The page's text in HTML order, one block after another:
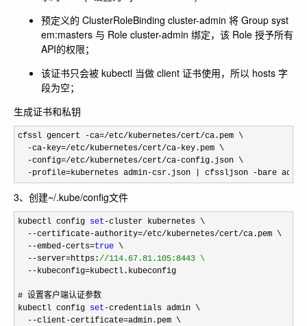
预定义的 ClusterRoleBinding cluster-admin 将 Group syst
em:masters 与 Role cluster-admin 绑定，该 Role 授予所有
API的权限；
该证书只会被 kubectl 当做 client 证书使用，所以 hosts 字
段为空；
生成证书和私钥
cfssl gencert -ca=/etc/kubernetes/cert/ca.pem \
-ca-key=/etc/kubernetes/cert/ca-key.pem \
-config=/etc/kubernetes/cert/ca-config.json \
-profile=kubernetes admin-csr.json | cfssljson -bare admin
3、创建~/.kube/config文件
kubectl config set -cluster kubernetes \
--certificate-authority=/etc/kubernetes/cert/ca.pem \
--embed-certs=true \
--server=https://114.67.81.105:8443 \
  --kubeconfig=
kubectl.kubeconfig
# 设置客户端认证参数
kubectl config set -credentials admin \
--client-certificate=admin.pem \